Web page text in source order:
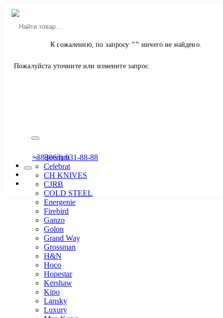
К сожалению, по запросу "" ничего не найдено.
Пожалуйста уточните или измените запрос.
+38 (063) 931-88-88
Главная
Beeman
Celebrat
CH KNIVES
CJRB
COLD STEEL
Energenie
Firebird
Ganzo
Golon
Grand Way
Grossman
H&N
Hoco
Hopestar
Kershaw
Kipo
Lansky
Luxury